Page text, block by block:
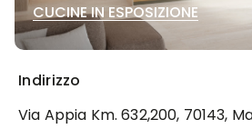
Indirizzo
Via Appia Km. 632,200, 70143,
CUCINE IN ESPOSIZIONE